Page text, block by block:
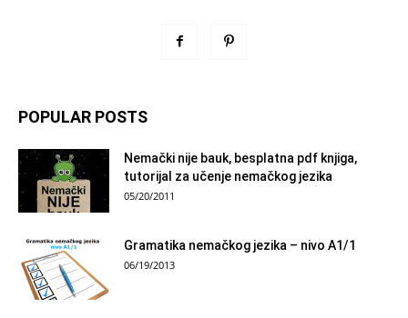
POPULAR POSTS
Nemački nije bauk, besplatna pdf knjiga,
tutorijal za učenje nemačkog jezika
05/20/2011
Gramatika nemačkog jezika – nivo A1/1
06/19/2013